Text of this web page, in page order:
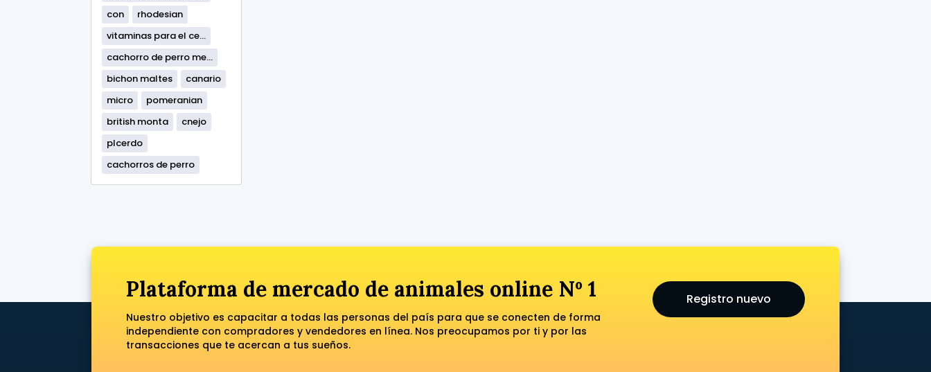
con
rhodesian
vitaminas para el ce...
cachorro de perro me...
bichon maltes
canario
micro
pomeranian
british monta
cnejo
plcerdo
cachorros de perro
Plataforma de mercado de animales online Nº 1
Nuestro objetivo es capacitar a todas las personas del país para que se conecten de forma
independiente con compradores y vendedores en línea. Nos preocupamos por ti y por las
transacciones que te acercan a tus sueños.
Registro nuevo